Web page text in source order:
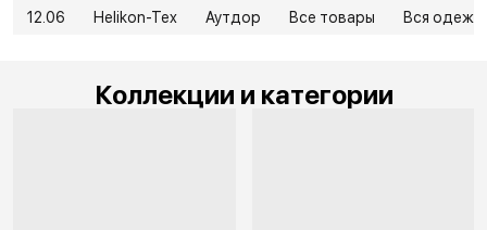
12.06 Helikon-Tex Аутдор Все товары Вся
Коллекции и категории